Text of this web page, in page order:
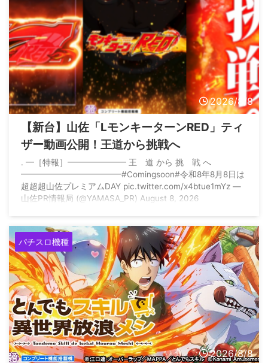
2026/8/8
【新台】山佐「LモンキーターンRED」ティ
ザー動画公開！王道から挑戦へ
. ━［特報］━━━━━━━ 王 道 から 挑 戦 へ
━━━━━━━━━━━━#Comingsoon#令和8年8月8日は
超超超山佐プレミアムDAY pic.twitter.com/x4btue1mYz —
山佐PR情報局 (@YAMASA_PR) August 8, 2026
パチスロ機種
2026/8/8